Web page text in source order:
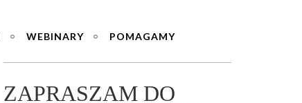
WEBINARY POMAGAMY
ZAPRASZAM DO